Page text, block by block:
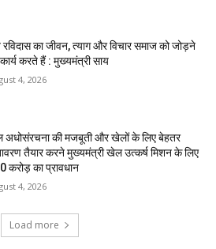
का जीवन, त्याग और विचार समाज को जोड़ने
करते हैं : मुख्यमंत्री साय
4, 2026
की मजबूती और खेलों के लिए बेहतर
तैयार करने मुख्यमंत्री खेल उत्कर्ष मिशन के लिए
करोड़ का प्रावधान
4, 2026
Load more